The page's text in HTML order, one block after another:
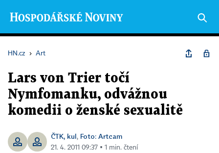
HN.cz › Art
Lars von Trier točí
Nymfomanku, odvážnou
komedii o ženské sexualitě
ČTK, kul, Foto: Artcam
21. 4. 2011 09:37 ▪ 1 min. čtení